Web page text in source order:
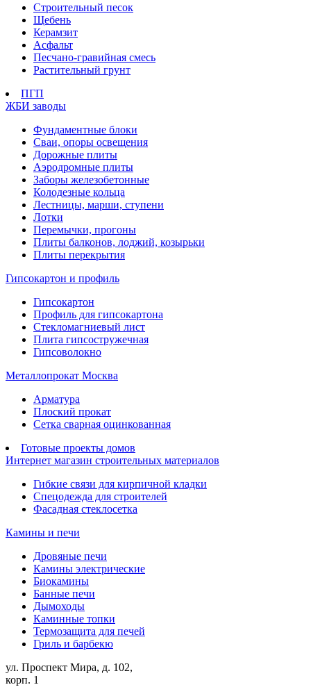
Строительный песок
Щебень
Керамзит
Асфальт
Песчано-гравийная смесь
Растительный грунт
ПГП
ЖБИ заводы
Фундаментные блоки
Сваи, опоры освещения
Дорожные плиты
Аэродромные плиты
Заборы железобетонные
Колодезные кольца
Лестницы, марши, ступени
Лотки
Перемычки, прогоны
Плиты балконов, лоджий, козырьки
Плиты перекрытия
Гипсокартон и профиль
Гипсокартон
Профиль для гипсокартона
Стекломагниевый лист
Плита гипсостружечная
Гипсоволокно
Металлопрокат Москва
Арматура
Плоский прокат
Сетка сварная оцинкованная
Готовые проекты домов
Интернет магазин строительных материалов
Гибкие связи для кирпичной кладки
Спецодежда для строителей
Фасадная стеклосетка
Камины и печи
Дровяные печи
Камины электрические
Биокамины
Банные печи
Дымоходы
Каминные топки
Термозащита для печей
Гриль и барбекю
ул. Проспект Мира, д. 102,
корп. 1